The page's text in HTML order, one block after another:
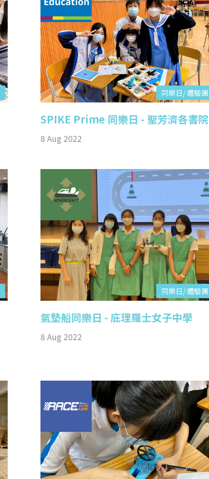
同樂日/ 體驗團
SPIKE Prime 同樂日 - 聖芳濟各書院
8 Aug 2022
同樂日/ 體驗團
氣墊船同樂日 - 庇理羅士女子中學
8 Aug 2022